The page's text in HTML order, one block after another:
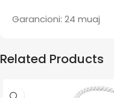
Garancioni: 24 muaj
Related Products